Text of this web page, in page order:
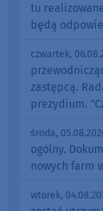
tu
będą
czwartek,
zastępcą.
prezydium.
środa,
ogólny.
nowych farm
wtorek,